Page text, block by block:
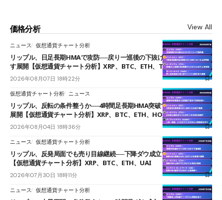
価格分析 View All
ニュース 仮想通貨チャート分析
リップル、日足長期HMAで攻防──戻り一巡後の下抜けで0.95ドルを試
す展開【仮想通貨チャート分析】XRP、BTC、ETH、TAKE
2026年08月07日 18時22分
仮想通貨チャート分析 ニュース
リップル、反転の条件整うか──4時間足長期HMA突破で雲下端を目指す
展開【仮想通貨チャート分析】XRP、BTC、ETH、HOME
2026年08月04日 18時36分
ニュース 仮想通貨チャート分析
リップル、反発局面でも売り目線継続──下降ダウ成立で下値追う展開
【仮想通貨チャート分析】XRP、BTC、ETH、UAI
2026年07月30日 18時11分
ニュース 仮想通貨チャート分析